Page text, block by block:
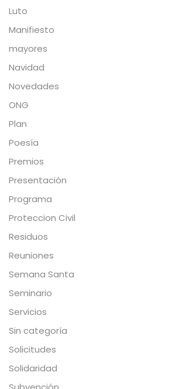
Luto
Manifiesto
mayores
Navidad
Novedades
ONG
Plan
Poesía
Premios
Presentación
Programa
Proteccion Civil
Residuos
Reuniones
Semana Santa
Seminario
Servicios
Sin categoría
Solicitudes
Solidaridad